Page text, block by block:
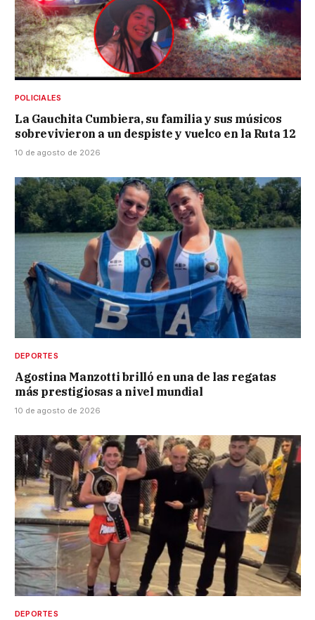
POLICIALES
La Gauchita Cumbiera, su familia y sus músicos
sobrevivieron a un despiste y vuelco en la Ruta 12
10 de agosto de 2026
DEPORTES
Agostina Manzotti brilló en una de las regatas
más prestigiosas a nivel mundial
10 de agosto de 2026
DEPORTES